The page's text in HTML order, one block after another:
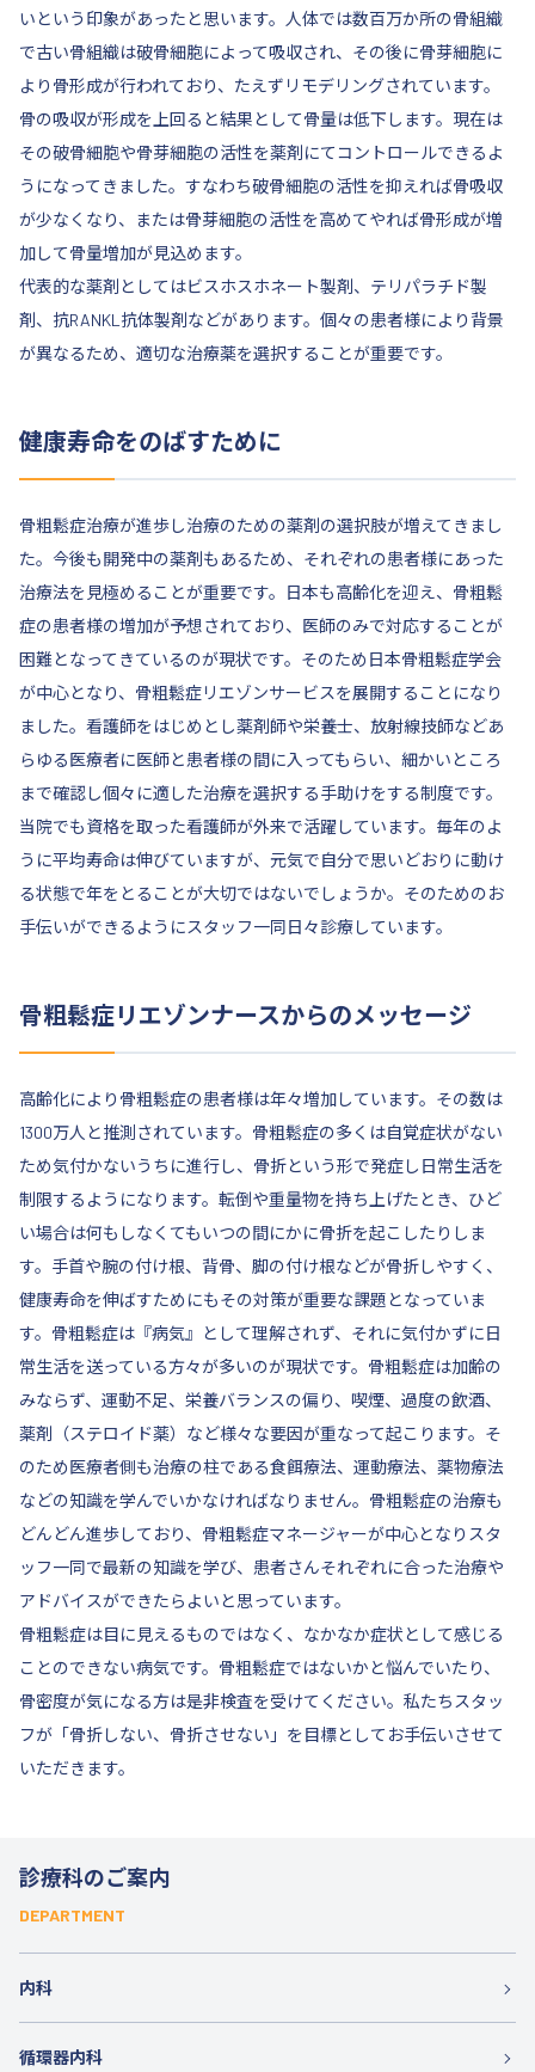
いという印象があったと思います。人体では数百万か所の骨組織
で古い骨組織は破骨細胞によって吸収され、その後に骨芽細胞に
より骨形成が行われており、たえずリモデリングされています。
骨の吸収が形成を上回ると結果として骨量は低下します。現在は
その破骨細胞や骨芽細胞の活性を薬剤にてコントロールできるよ
うになってきました。すなわち破骨細胞の活性を抑えれば骨吸収
が少なくなり、または骨芽細胞の活性を高めてやれば骨形成が増
加して骨量増加が見込めます。
代表的な薬剤としてはビスホスホネート製剤、テリパラチド製
剤、抗RANKL抗体製剤などがあります。個々の患者様により背景
が異なるため、適切な治療薬を選択することが重要です。
健康寿命をのばすために
骨粗鬆症治療が進歩し治療のための薬剤の選択肢が増えてきまし
た。今後も開発中の薬剤もあるため、それぞれの患者様にあった
治療法を見極めることが重要です。日本も高齢化を迎え、骨粗鬆
症の患者様の増加が予想されており、医師のみで対応することが
困難となってきているのが現状です。そのため日本骨粗鬆症学会
が中心となり、骨粗鬆症リエゾンサービスを展開することになり
ました。看護師をはじめとし薬剤師や栄養士、放射線技師などあ
らゆる医療者に医師と患者様の間に入ってもらい、細かいところ
まで確認し個々に適した治療を選択する手助けをする制度です。
当院でも資格を取った看護師が外来で活躍しています。毎年のよ
うに平均寿命は伸びていますが、元気で自分で思いどおりに動け
る状態で年をとることが大切ではないでしょうか。そのためのお
手伝いができるようにスタッフ一同日々診療しています。
骨粗鬆症リエゾンナースからのメッセージ
高齢化により骨粗鬆症の患者様は年々増加しています。その数は
1300万人と推測されています。骨粗鬆症の多くは自覚症状がない
ため気付かないうちに進行し、骨折という形で発症し日常生活を
制限するようになります。転倒や重量物を持ち上げたとき、ひど
い場合は何もしなくてもいつの間にかに骨折を起こしたりしま
す。手首や腕の付け根、背骨、脚の付け根などが骨折しやすく、
健康寿命を伸ばすためにもその対策が重要な課題となっていま
す。骨粗鬆症は『病気』として理解されず、それに気付かずに日
常生活を送っている方々が多いのが現状です。骨粗鬆症は加齢の
みならず、運動不足、栄養バランスの偏り、喫煙、過度の飲酒、
薬剤（ステロイド薬）など様々な要因が重なって起こります。そ
のため医療者側も治療の柱である食餌療法、運動療法、薬物療法
などの知識を学んでいかなければなりません。骨粗鬆症の治療も
どんどん進歩しており、骨粗鬆症マネージャーが中心となりスタ
ッフ一同で最新の知識を学び、患者さんそれぞれに合った治療や
アドバイスができたらよいと思っています。
骨粗鬆症は目に見えるものではなく、なかなか症状として感じる
ことのできない病気です。骨粗鬆症ではないかと悩んでいたり、
骨密度が気になる方は是非検査を受けてください。私たちスタッ
フが「骨折しない、骨折させない」を目標としてお手伝いさせて
いただきます。
診療科のご案内
DEPARTMENT
内科
循環器内科